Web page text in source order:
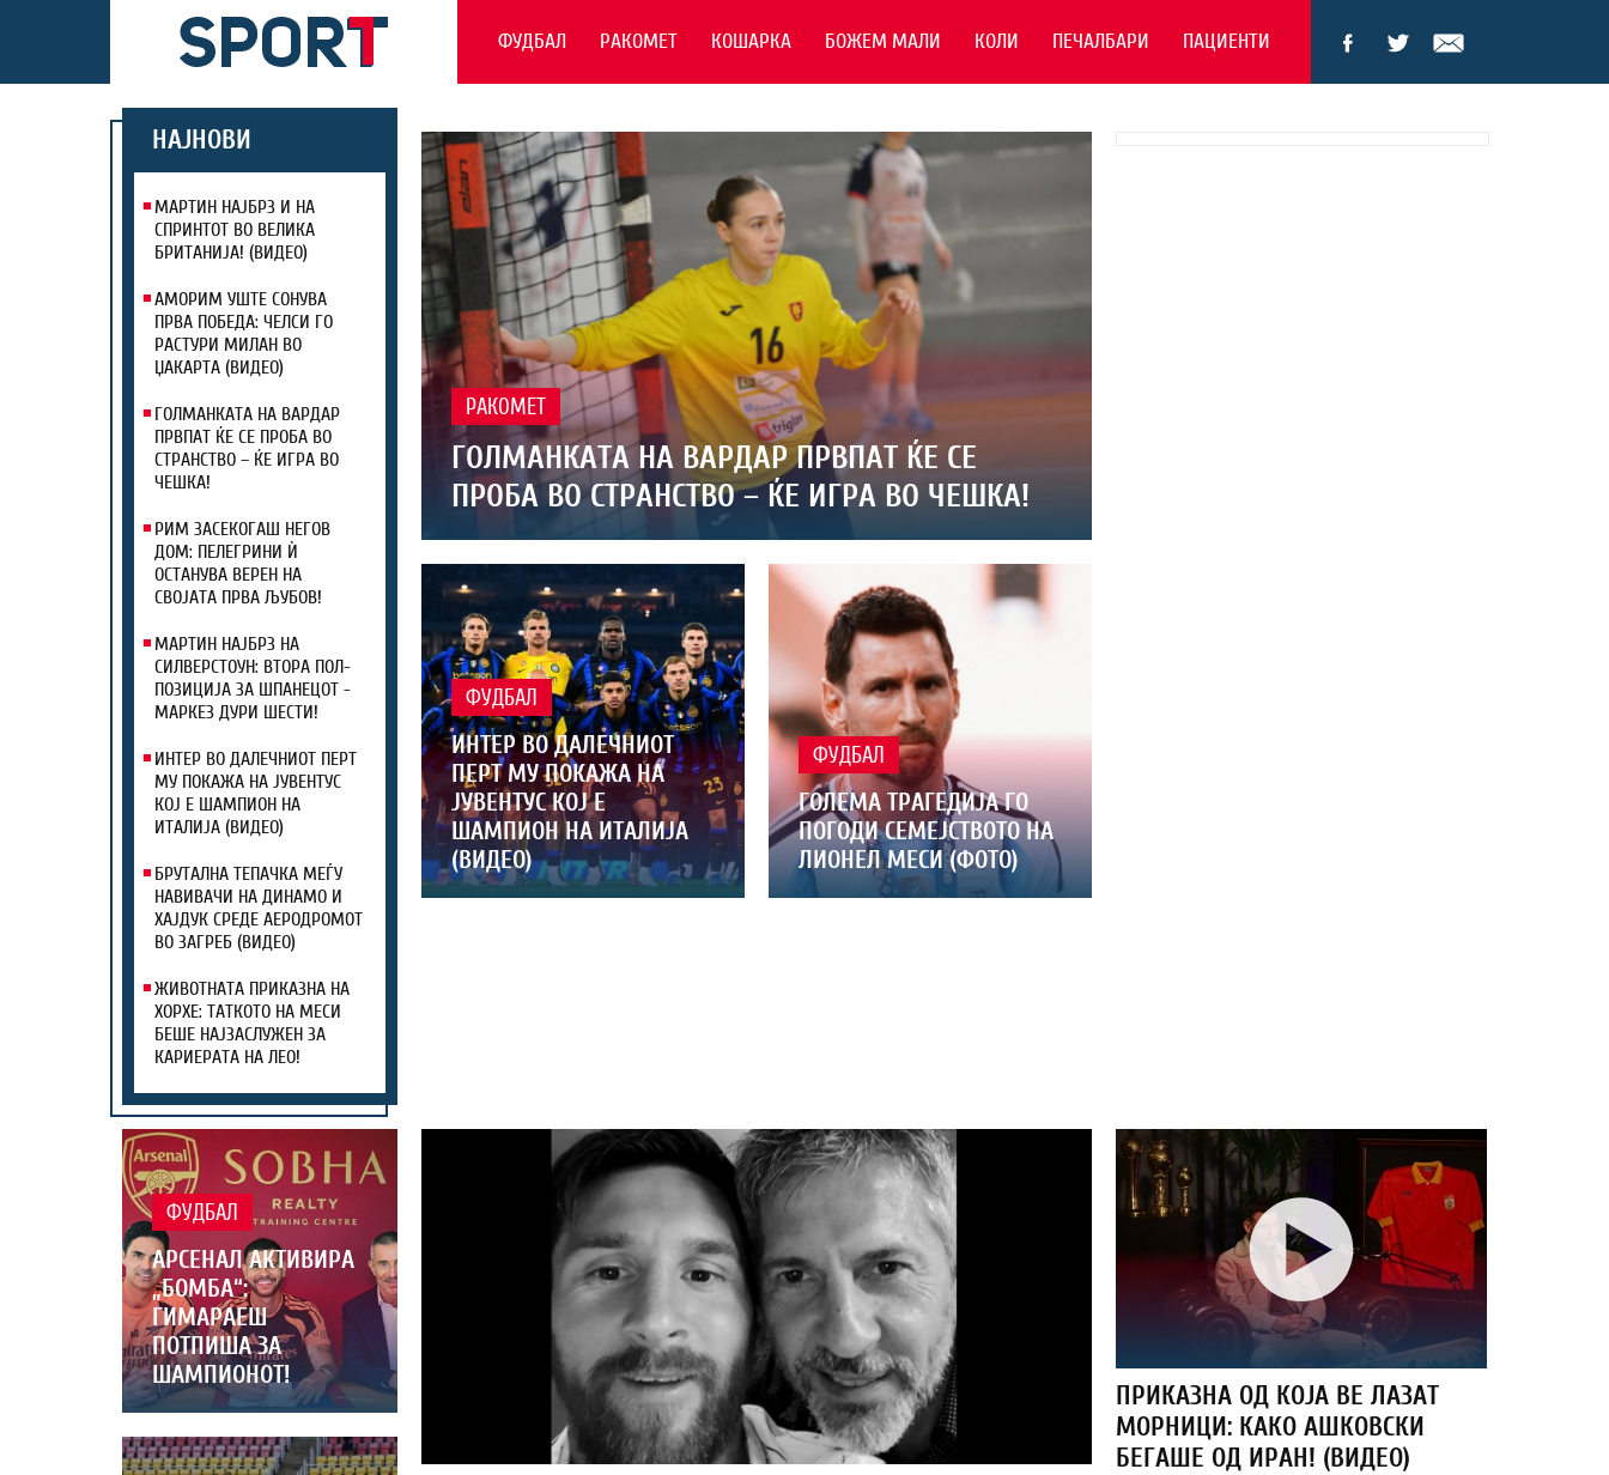
ФУДБАЛ РАКОМЕТ КОШАРКА БОЖЕМ МАЛИ КОЛИ ПЕЧАЛБАРИ ПАЦИЕНТИ
НАЈНОВИ
МАРТИН НАЈБРЗ И НА
СПРИНТОТ ВО ВЕЛИКА
БРИТАНИЈА! (ВИДЕО)
АМОРИМ УШТЕ СОНУВА
ПРВА ПОБЕДА: ЧЕЛСИ ГО
РАСТУРИ МИЛАН ВО
ЏАКАРТА (ВИДЕО)
ГОЛМАНКАТА НА ВАРДАР
ПРВПАТ ЌЕ СЕ ПРОБА ВО
СТРАНСТВО – ЌЕ ИГРА ВО
ЧЕШКА!
РИМ ЗАСЕКОГАШ НЕГОВ
ДОМ: ПЕЛЕГРИНИ Ѝ
ОСТАНУВА ВЕРЕН НА
СВОЈАТА ПРВА ЉУБОВ!
МАРТИН НАЈБРЗ НА
СИЛВЕРСТОУН: ВТОРА ПОЛ-
ПОЗИЦИЈА ЗА ШПАНЕЦОТ -
МАРКЕЗ ДУРИ ШЕСТИ!
ИНТЕР ВО ДАЛЕЧНИОТ ПЕРТ
МУ ПОКАЖА НА ЈУВЕНТУС
КОЈ Е ШАМПИОН НА
ИТАЛИЈА (ВИДЕО)
БРУТАЛНА ТЕПАЧКА МЕЃУ
НАВИВАЧИ НА ДИНАМО И
ХАЈДУК СРЕДЕ АЕРОДРОМОТ
ВО ЗАГРЕБ (ВИДЕО)
ЖИВОТНАТА ПРИКАЗНА НА
ХОРХЕ: ТАТКОТО НА МЕСИ
БЕШЕ НАЈЗАСЛУЖЕН ЗА
КАРИЕРАТА НА ЛЕО!
РАКОМЕТ
ГОЛМАНКАТА НА ВАРДАР ПРВПАТ ЌЕ СЕ
ПРОБА ВО СТРАНСТВО – ЌЕ ИГРА ВО ЧЕШКА!
ФУДБАЛ
ИНТЕР ВО ДАЛЕЧНИОТ
ПЕРТ МУ ПОКАЖА НА
ЈУВЕНТУС КОЈ Е
ШАМПИОН НА ИТАЛИЈА
(ВИДЕО)
ФУДБАЛ
ГОЛЕМА ТРАГЕДИЈА ГО
ПОГОДИ СЕМЕЈСТВОТО НА
ЛИОНЕЛ МЕСИ (ФОТО)
ФУДБАЛ
АРСЕНАЛ АКТИВИРА
„БОМБА“:
ГИМАРАЕШ
ПОТПИША ЗА
ШАМПИОНОТ!
ПРИКАЗНА ОД КОЈА ВЕ ЛАЗАТ
МОРНИЦИ: КАКО АШКОВСКИ
БЕГАШЕ ОД ИРАН! (ВИДЕО)